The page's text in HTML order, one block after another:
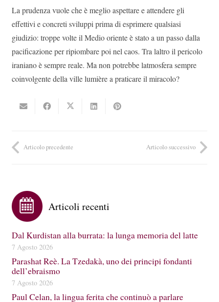
La prudenza vuole che è meglio aspettare e attendere gli
effettivi e concreti sviluppi prima di esprimere qualsiasi
giudizio: troppe volte il Medio oriente è stato a un passo dalla
pacificazione per ripiombare poi nel caos. Tra laltro il pericolo
iraniano è sempre reale. Ma non potrebbe latmosfera sempre
coinvolgente della ville lumière a praticare il miracolo?
Articolo precedente Articolo successivo
Articoli recenti
Dal Kurdistan alla burrata: la lunga memoria del latte
7 Agosto 2026
Parashat Reè. La Tzedakà, uno dei principi fondanti
dell’ebraismo
7 Agosto 2026
Paul Celan, la lingua ferita che continuò a parlare